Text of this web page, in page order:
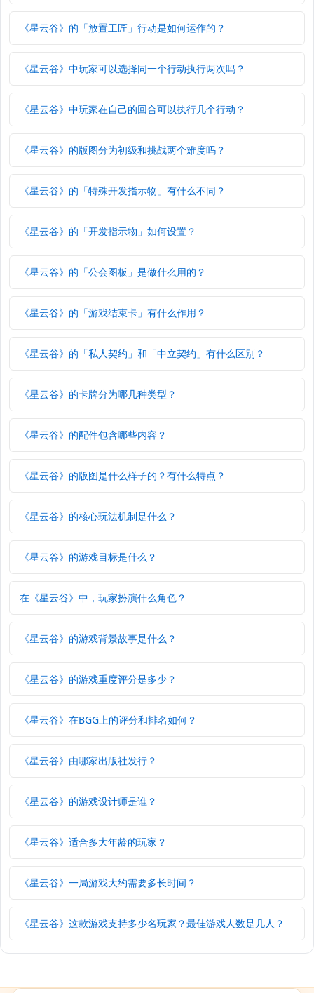
《星云谷》的「放置工匠」行动是如何运作的？
《星云谷》中玩家可以选择同一个行动执行两次吗？
《星云谷》中玩家在自己的回合可以执行几个行动？
《星云谷》的版图分为初级和挑战两个难度吗？
《星云谷》的「特殊开发指示物」有什么不同？
《星云谷》的「开发指示物」如何设置？
《星云谷》的「公会图板」是做什么用的？
《星云谷》的「游戏结束卡」有什么作用？
《星云谷》的「私人契约」和「中立契约」有什么区别？
《星云谷》的卡牌分为哪几种类型？
《星云谷》的配件包含哪些内容？
《星云谷》的版图是什么样子的？有什么特点？
《星云谷》的核心玩法机制是什么？
《星云谷》的游戏目标是什么？
在《星云谷》中，玩家扮演什么角色？
《星云谷》的游戏背景故事是什么？
《星云谷》的游戏重度评分是多少？
《星云谷》在BGG上的评分和排名如何？
《星云谷》由哪家出版社发行？
《星云谷》的游戏设计师是谁？
《星云谷》适合多大年龄的玩家？
《星云谷》一局游戏大约需要多长时间？
《星云谷》这款游戏支持多少名玩家？最佳游戏人数是几人？